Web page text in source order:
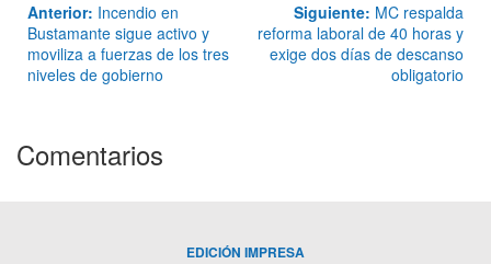
Anterior: Incendio en
Bustamante sigue activo y
moviliza a fuerzas de los tres
niveles de gobierno
Siguiente: MC respalda
reforma laboral de 40 horas y
exige dos días de descanso
obligatorio
Comentarios
EDICIÓN IMPRESA